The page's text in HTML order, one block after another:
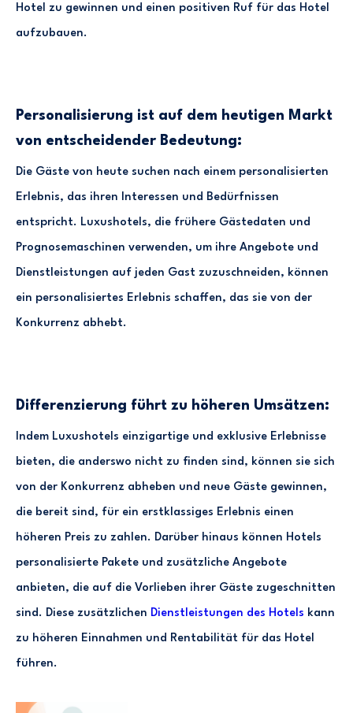
Hotel zu gewinnen und einen positiven Ruf für das Hotel
aufzubauen.
Personalisierung ist auf dem heutigen Markt
von entscheidender Bedeutung:
Die Gäste von heute suchen nach einem personalisierten
Erlebnis, das ihren Interessen und Bedürfnissen
entspricht. Luxushotels, die frühere Gästedaten und
Prognosemaschinen verwenden, um ihre Angebote und
Dienstleistungen auf jeden Gast zuzuschneiden, können
ein personalisiertes Erlebnis schaffen, das sie von der
Konkurrenz abhebt.
Differenzierung führt zu höheren Umsätzen:
Indem Luxushotels einzigartige und exklusive Erlebnisse
bieten, die anderswo nicht zu finden sind, können sie sich
von der Konkurrenz abheben und neue Gäste gewinnen,
die bereit sind, für ein erstklassiges Erlebnis einen
höheren Preis zu zahlen. Darüber hinaus können Hotels
personalisierte Pakete und zusätzliche Angebote
anbieten, die auf die Vorlieben ihrer Gäste zugeschnitten
sind. Diese zusätzlichen Dienstleistungen des Hotels kann
zu höheren Einnahmen und Rentabilität für das Hotel
führen.